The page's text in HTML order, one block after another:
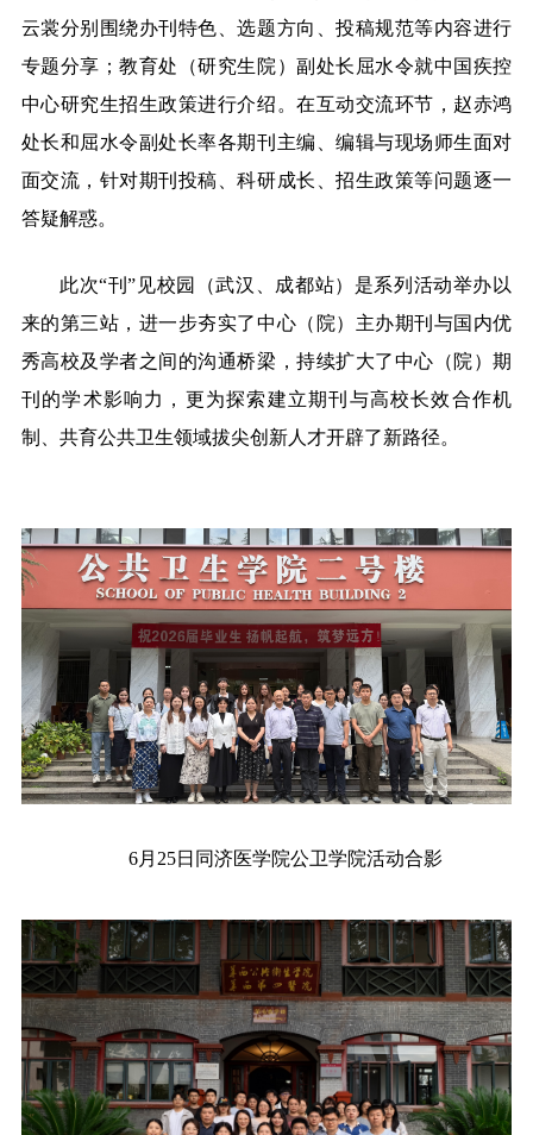
云裳分别围绕办刊特色、选题方向、投稿规范等内容进行
专题分享；教育处（研究生院）副处长屈水令就中国疾控
中心研究生招生政策进行介绍。在互动交流环节，赵赤鸿
处长和屈水令副处长率各期刊主编、编辑与现场师生面对
面交流，针对期刊投稿、科研成长、招生政策等问题逐一
答疑解惑。
此次“刊”见校园（武汉、成都站）是系列活动举办以
来的第三站，进一步夯实了中心（院）主办期刊与国内优
秀高校及学者之间的沟通桥梁，持续扩大了中心（院）期
刊的学术影响力，更为探索建立期刊与高校长效合作机
制、共育公共卫生领域拔尖创新人才开辟了新路径。
6月25日同济医学院公卫学院活动合影